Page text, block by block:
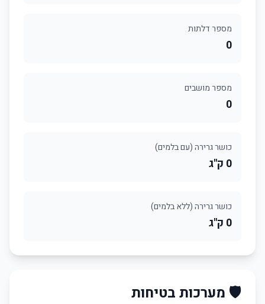
מספר דלתות
0
מספר מושבים
0
כושר גרירה (עם בלמים)
0 ק"ג
כושר גרירה (ללא בלמים)
0 ק"ג
🛡️ מערכות בטיחות